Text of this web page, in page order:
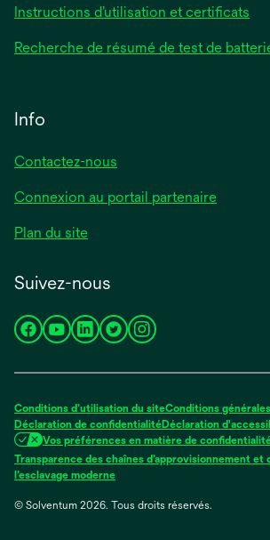
Instructions d’utilisation et certificats
Recherche de résumé de test de
Info
Contactez-nous
Connexion au portail partenaire
Plan du site
Suivez-nous
s’ouvre
nouvel
onglet
s’ouvre
nouvel
onglet
s’ouvre
nouvel
onglet
s’ouvre
nouvel
onglet
s’ouvre
nouvel
onglet
Conditions d’utilisation du siteConditions
Déclaration de confidentialitéDéclaration
Vos préférences en matière de
Transparence des chaînes d’approvisionnement et
l’esclavage modernes’ouvre
un
© Solventum 2026. Tous droits réservés.